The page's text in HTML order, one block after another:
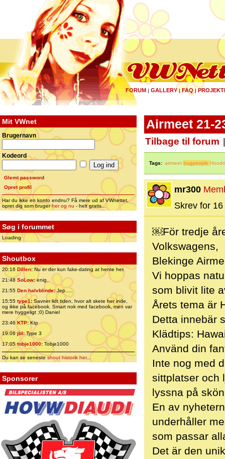
FORUM | GALLERY|FAQ |
Mit VWnet
Brugernavn
Kodeord
Glemt password
Opret profil
Har du ikke en konto endnu? Få mere ud af VWnettet,
opret dig som brugerher og nu - helt gratis...
Søg i forummet
Loading
Shoutbox
20:16 Dillen: Nu er der kun fake-dating at hente her.
21:48 SoLow:enig..
21:55 Den halvblinde:Jep.....
15:55 type1:Savner lidt tiden, hvor alt skete her inde,
og ikke på facebook. Smart nok med facebook, men var
mere hyggeligt ;0) Daniel
23:46 KTP:Ktp
19:06jbl:Type 3
17:05tobje1000: Tobje1000
Du kan se senesteshout historik her...
Sponsorer
Airmeet 21-
Tilbage til forum
Tags: airmeet bugpeople
mr300
Skrev for
￼För tredje
Volkswagens,
Blekinge
Vi hoppas
som blivit lite
Årets tema är
Detta innebär
Klädtips:
Använd din
Inte nog med
sittplatser och
lyssna på
En av
underhåller
som passar
Det är den